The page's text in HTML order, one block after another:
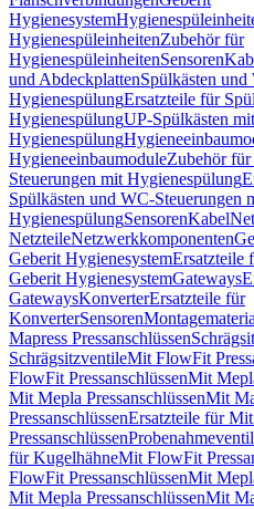
Hygienesystem
HygienespüleinheitenZubehör für
HygienespüleinheitenSensoren
und AbdeckplattenSpülkästen
HygienespülungErsatzteile für
HygienespülungUP-Spülkästen mit
Hygienespülung
HygieneeinbaumoduleZubehör
Steuerungen mit Hygienespülung
Spülkästen und WC-Steuerungen
HygienespülungSensorenKabel
NetzteileNetzwerkkomponenten
Geberit HygienesystemErsatzteile
Geberit HygienesystemGateways
GatewaysKonverterErsatzteile für
KonverterSensoren
Mapress Pressanschlüssen
SchrägsitzventileMit FlowFit
FlowFit PressanschlüssenMit
Mit Mepla PressanschlüssenMit
PressanschlüssenErsatzteile für
Pressanschlüssen
für KugelhähneMit FlowFit
FlowFit PressanschlüssenMit
Mit Mepla PressanschlüssenMit